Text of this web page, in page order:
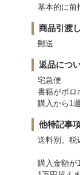
基本的に前
商品引渡
郵送
返品につ
宅急便
書籍がボロ
購入から1
他特記事
送料別。税
購入金額が